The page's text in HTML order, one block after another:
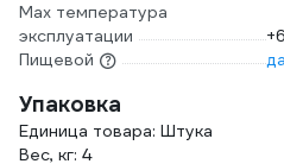
Мах температура
эксплуатации
Пищевой
да
Упаковка
Единица товара: Штука
Вес, кг: 4